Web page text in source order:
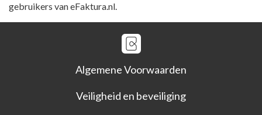
gebruikers van eFaktura.nl.
Algemene Voorwaarden
Veiligheid en beveiliging